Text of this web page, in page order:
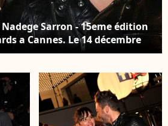
Sarron - 15eme édition
a Cannes. Le 14 décembre
/ BESTIMAGE